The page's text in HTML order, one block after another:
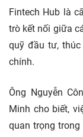
Fintech Hub là
trò kết nối giữa
quỹ đầu tư,
chính.
Ông Nguyễn
Minh cho biết,
quan trọng